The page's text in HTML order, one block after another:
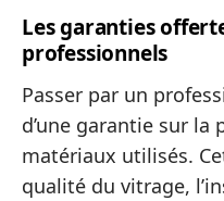
Les garanties
professionnels
Passer par un
d’une garantie sur la
matériaux utilisés.
qualité du vitrage,